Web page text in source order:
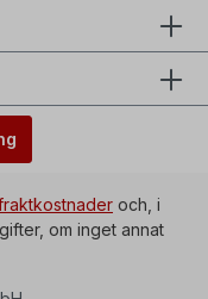
och, i
om inget annat